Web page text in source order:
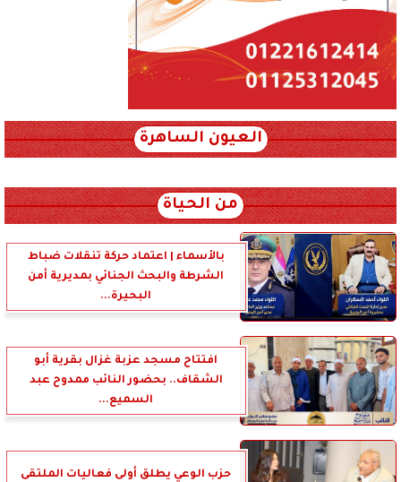
العيون الساهرة
من الحياة
بالأسماء | اعتماد حركة تنقلات ضباط
الشرطة والبحث الجنائي بمديرية أمن
البحيرة...
افتتاح مسجد عزبة غزال بقرية أبو
الشقاف.. بحضور النائب ممدوح عبد
السميع...
حزب الوعي يطلق أولى فعاليات الملتقى